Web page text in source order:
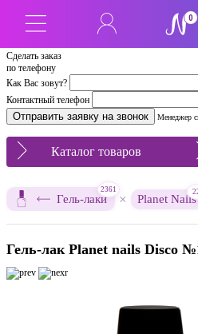
Сделать заказ
по телефону
Как Вас зовут?
Контактный телефон
Менеджер
0
Каталог товаров
Гель-лаки
2361
× Planet Nails
Гель-лак Planet nails Disco